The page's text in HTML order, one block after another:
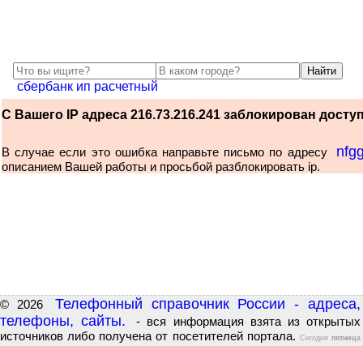
сбербанк ип расчетный
С Вашего IP адреса 216.73.216.241 заблокирован
В случае если это ошибка направьте письмо по адресу
описанием Вашей работы и просьбой разблокировать ip.
© 2026
Телефонный справочник России - адреса,
телефоны, сайты.
- вся информация взята из открытых
источников либо получена от посетителей портала. Сегодняпятница